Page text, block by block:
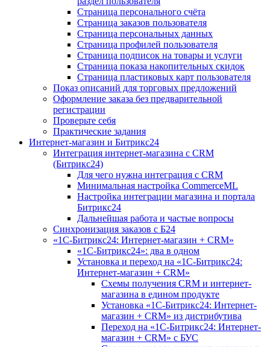
Страница персонального счёта
Страница заказов пользователя
Страница персональных данных
Страница профилей пользователя
Страница подписок на товары и услуги
Страница показа накопительных скидок
Страница пластиковых карт пользователя
Показ описаний для торговых предложений
Оформление заказа без предварительной
регистрации
Проверьте себя
Практические задания
Интернет-магазин и Битрикс24
Интеграция интернет-магазина с CRM
(Битрикс24)
Для чего нужна интеграция с CRM
Минимальная настройка CommerceML
Настройка интеграции магазина и портала
Битрикс24
Дальнейшая работа и частые вопросы
Синхронизация заказов с Б24
«1С-Битрикс24: Интернет-магазин + CRM»
«1С-Битрикс24»: два в одном
Установка и переход на «1С-Битрикс24:
Интернет-магазин + CRM»
Схемы получения CRM и интернет-
магазина в едином продукте
Установка «1С-Битрикс24: Интернет-
магазин + CRM» из дистрибутива
Переход на «1С-Битрикс24: Интернет-
магазин + CRM» с БУС